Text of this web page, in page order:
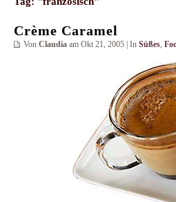
Crème Caramel
Von Claudia am Okt 21, 2005 | In Süßes,